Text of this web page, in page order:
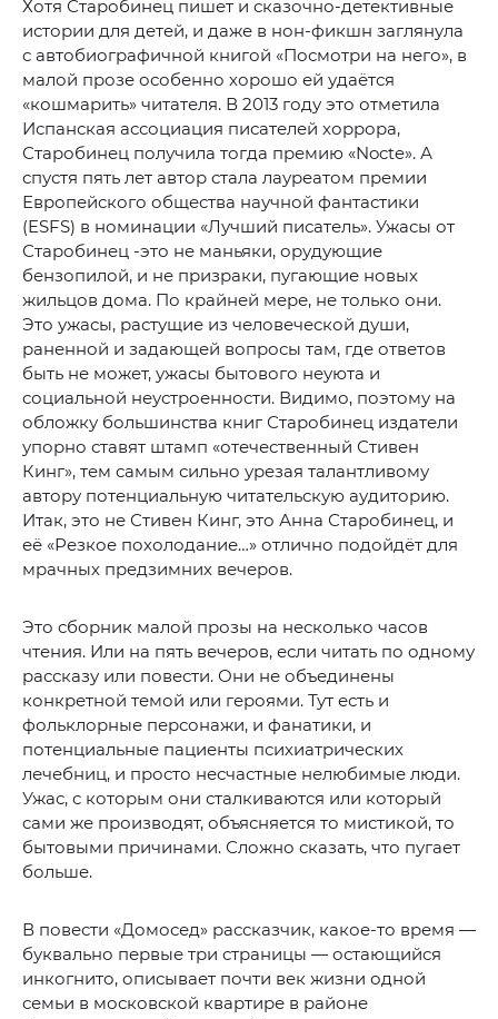
Хотя Старобинец пишет и сказочно-детективные
истории для детей, и даже в нон-фикшн заглянула
с автобиографичной книгой «Посмотри на него», в
малой прозе особенно хорошо ей удаётся
«кошмарить» читателя. В 2013 году это отметила
Испанская ассоциация писателей хоррора,
Старобинец получила тогда премию «Nocte». А
спустя пять лет автор стала лауреатом премии
Европейского общества научной фантастики
(ESFS) в номинации «Лучший писатель». Ужасы от
Старобинец -это не маньяки, орудующие
бензопилой, и не призраки, пугающие новых
жильцов дома. По крайней мере, не только они.
Это ужасы, растущие из человеческой души,
раненной и задающей вопросы там, где ответов
быть не может, ужасы бытового неуюта и
социальной неустроенности. Видимо, поэтому на
обложку большинства книг Старобинец издатели
упорно ставят штамп «отечественный Стивен
Кинг», тем самым сильно урезая талантливому
автору потенциальную читательскую аудиторию.
Итак, это не Стивен Кинг, это Анна Старобинец, и
её «Резкое похолодание…» отлично подойдёт для
мрачных предзимних вечеров.
Это сборник малой прозы на несколько часов
чтения. Или на пять вечеров, если читать по одному
рассказу или повести. Они не объединены
конкретной темой или героями. Тут есть и
фольклорные персонажи, и фанатики, и
потенциальные пациенты психиатрических
лечебниц, и просто несчастные нелюбимые люди.
Ужас, с которым они сталкиваются или который
сами же производят, объясняется то мистикой, то
бытовыми причинами. Сложно сказать, что пугает
больше.
В повести «Домосед» рассказчик, какое-то время —
буквально первые три страницы — остающийся
инкогнито, описывает почти век жизни одной
семьи в московской квартире в районе